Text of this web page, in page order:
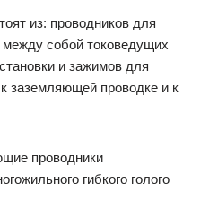
из: проводников для
между собой токоведущих
и зажимов для
заземляющей проводке и к
проводники
гибкого голого